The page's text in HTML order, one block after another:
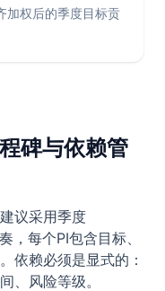
加权后的季度目标贡
碑与依赖管
议采用季度
每个PI包含目标、
依赖必须是显式的：
、风险等级。